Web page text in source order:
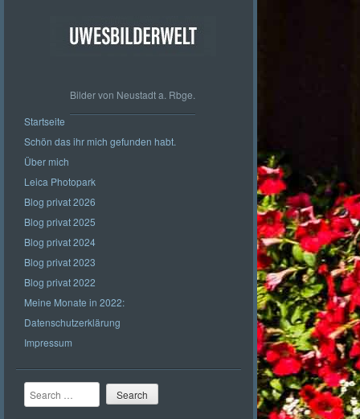
Bilder von Neustadt a. Rbge.
Startseite
Schön das ihr mich gefunden habt.
Über mich
Leica Photopark
Blog privat 2026
Blog privat 2025
Blog privat 2024
Blog privat 2023
Blog privat 2022
Meine Monate in 2022:
Datenschutzerklärung
Impressum
Search